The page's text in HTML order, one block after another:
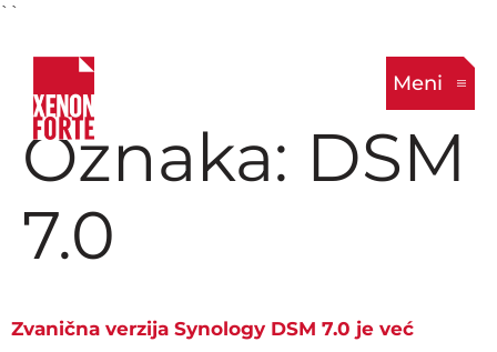
``
Meni
Oznaka: DSM
7.0
Zvanična verzija Synology DSM 7.0 je već